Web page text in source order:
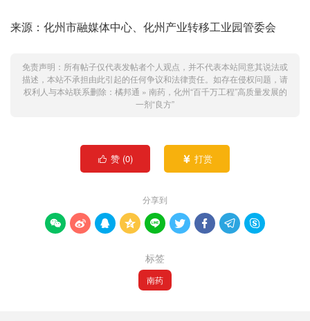
来源：化州市融媒体中心、化州产业转移工业园管委会
免责声明：所有帖子仅代表发帖者个人观点，并不代表本站同意其说法或
描述，本站不承担由此引起的任何争议和法律责任。如存在侵权问题，请
权利人与本站联系删除： 橘邦通 » 南药，化州“百千万工程”高质量发展的
一剂“良方”
 赞 (0)  打赏
分享到
        
标签
南药